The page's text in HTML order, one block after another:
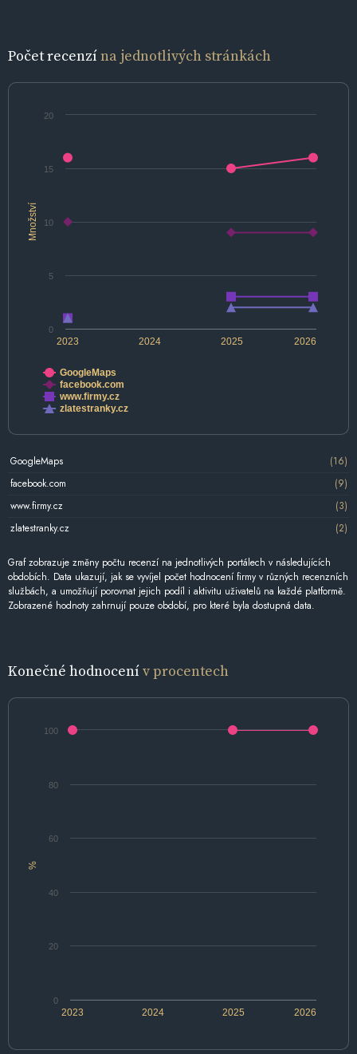
Počet recenzína jednotlivých stránkách
Množství
2024 2026
2023 2025
0
5
10
15
20
GoogleMaps
facebook.com
www.firmy.cz
zlatestranky.cz
GoogleMaps
(16)
facebook.com
(9)
www.firmy.cz
(3)
zlatestranky.cz
(2)
Graf zobrazuje změny počtu recenzí na jednotlivých portálech v následujících
obdobích. Data ukazují, jak se vyvíjel počet hodnocení firmy v různých recenzních
službách, a umožňují porovnat jejich podíl i aktivitu uživatelů na každé platformě.
Zobrazené hodnoty zahrnují pouze období, pro které byla dostupná data.
Konečné hodnocenív procentech
%
2024 2026
2023 2025
0
20
40
60
80
100